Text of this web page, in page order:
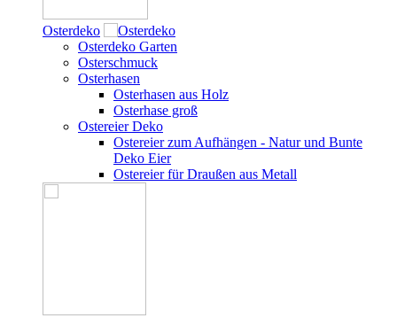
Osterdeko
Osterdeko Garten
Osterschmuck
Osterhasen
Osterhasen aus Holz
Osterhase groß
Ostereier Deko
Ostereier zum Aufhängen - Natur und Bunte
Deko Eier
Ostereier für Draußen aus Metall